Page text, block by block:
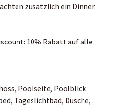
zusätzlich ein Dinner
10% Rabatt auf alle
Poolseite, Poolblick
Tageslichtbad, Dusche,